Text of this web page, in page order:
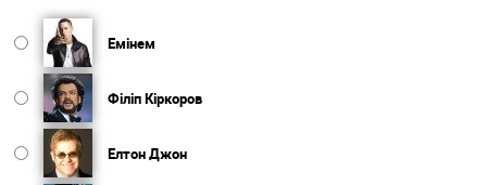
Емінем
Філіп Кіркоров
Елтон Джон